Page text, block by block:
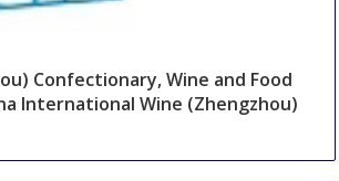
Confectionary, Wine and Food
International Wine (Zhengzhou)